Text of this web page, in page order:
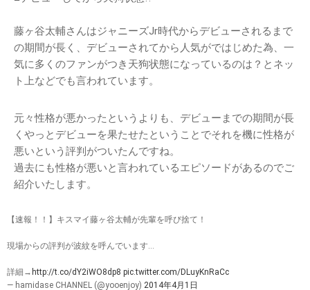
藤ヶ谷太輔さんはジャニーズJr時代からデビューされるまで
の期間が長く、デビューされてから人気がではじめた為、一
気に多くのファンがつき天狗状態になっているのは？とネッ
ト上などでも言われています。
元々性格が悪かったというよりも、デビューまでの期間が長
くやっとデビューを果たせたということでそれを機に性格が
悪いという評判がついたんですね。
過去にも性格が悪いと言われているエピソードがあるのでご
紹介いたします。
【速報！！】キスマイ藤ヶ谷太輔が先輩を呼び捨て！
現場からの評判が波紋を呼んでいます…
詳細→ http://t.co/dY2iWO8dp8 pic.twitter.com/DLuyKnRaCc
— hamidase CHANNEL (@yooenjoy) 2014年4月1日